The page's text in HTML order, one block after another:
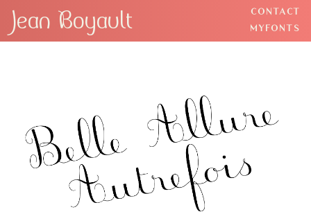
Jean Boyault
CONTACT
MYFONTS
BACK